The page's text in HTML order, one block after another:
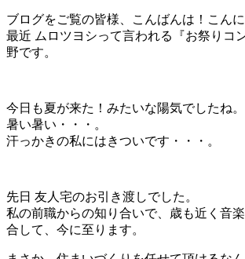
ブログをご覧の皆様、こんばんは！こんに
最近 ムロツヨシって言われる『お祭りコ
野です。
今日も夏が来た！みたいな陽気でしたね。
暑い暑い・・・。
汗っかきの私にはきついです・・・。
先日 友人宅のお引き渡しでした。
私の前職からの知り合いで、歳も近く音
合して、今に至ります。